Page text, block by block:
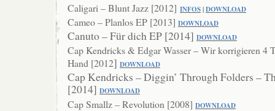
Caligari – Blunt Jazz [2012] INFOS|DOWNLOAD
Cameo – Planlos EP [2013] DOWNLOAD
Canuto – Für dich EP [2014] DOWNLOAD
Cap Kendricks & Edgar Wasser – Wir korrigieren 4
Hand [2012] DOWNLOAD
Cap Kendricks – Diggin’ Through Folders –
[2014] DOWNLOAD
Cap Smallz – Revolution [2008] DOWNLOAD